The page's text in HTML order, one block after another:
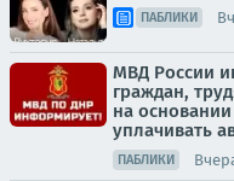
ПАБЛИКИ
МВД России
граждан,
на
уплачивать
ПАБЛИКИ